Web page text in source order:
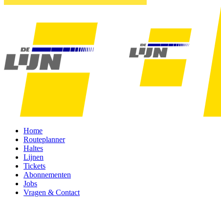
Home
Routeplanner
Haltes
Lijnen
Tickets
Abonnementen
Jobs
Vragen & Contact